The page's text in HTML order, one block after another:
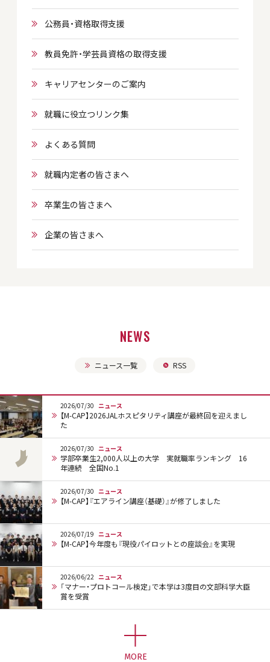
公務員・資格取得支援
教員免許・学芸員資格の取得支援
キャリアセンターのご案内
就職に役立つリンク集
よくある質問
就職内定者の皆さまへ
卒業生の皆さまへ
企業の皆さまへ
NEWS
ニュース一覧 RSS
2026/07/30 ニュース
【M-CAP】2026JALホスピタリティ講座が最終回を迎えまし
た
2026/07/30 ニュース
学部卒業生2,000人以上の大学 実就職率ランキング 16
年連続 全国No.1
2026/07/30 ニュース
【M-CAP】『エアライン講座（基礎）』が修了しました
2026/07/19 ニュース
【M-CAP】今年度も『現役パイロットとの座談会』を実現
2026/06/22 ニュース
「マナー・プロトコール検定」で本学は3度目の文部科学大臣
賞を受賞
MORE